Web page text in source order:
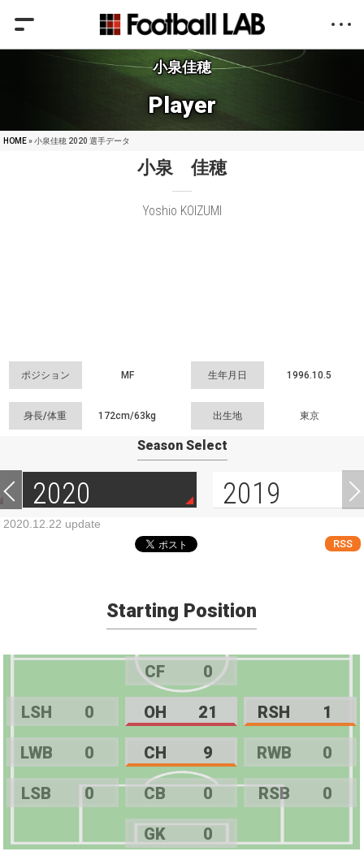
小泉佳穂
Player
HOME» 小泉佳穂 2020 選手データ
小泉 佳穂
Yoshio KOIZUMI
ポジション MF 生年月日 1996.10.5
身長/体重 172cm/63kg 出生地 東京
Season Select
2020 2019
2020.12.22 update
RSS
Starting Position
CF 0
LSH 0 OH 21 RSH 1
LWB 0 CH 9 RWB 0
LSB 0 CB 0 RSB 0
GK 0